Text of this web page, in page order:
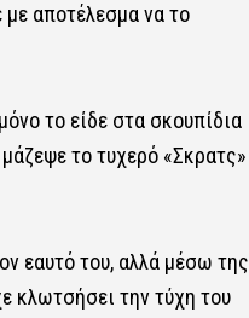
με αποτέλεσμα να το
το είδε στα σκουπίδια
το τυχερό «Σκρατς»
εαυτό του, αλλά μέσω της
κλωτσήσει την τύχη του